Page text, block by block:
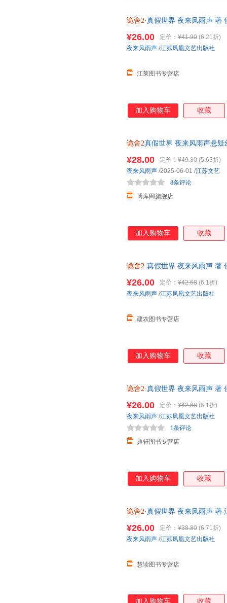
诡舍2·真假世界 夜来风雨声 著
¥26.00 定价： ¥41.90 (6.21折)
江莱图书专营店
夜来风雨声 /江苏凤凰文艺出版社
加入购物车 收藏
诡舍2真假世界 夜来风雨声悬
¥28.00 定价： ¥49.80 (5.63折)
博库网旗舰店
8条评论
夜来风雨声 /2025-06-01 /江苏文艺
加入购物车 收藏
诡舍2·真假世界 夜来风雨声 著
¥26.00 定价： ¥42.68 (6.1折)
建农图书专营店
夜来风雨声 /江苏凤凰文艺出版社
加入购物车 收藏
诡舍2·真假世界 夜来风雨声 著
¥26.00 定价： ¥42.68 (6.1折)
典轩图书专营店
1条评论
夜来风雨声 /江苏凤凰文艺出版社
加入购物车 收藏
诡舍2·真假世界 夜来风雨声 著
¥26.00 定价： ¥38.80 (6.71折)
慧读图书专营店
夜来风雨声 /江苏凤凰文艺出版社
加入购物车 收藏